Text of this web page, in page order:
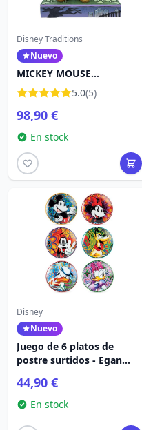
Disney Traditions
Nuevo
MICKEY MOUSE
FANTASMAS SOLITARIOS -
DISNEY TRADITIONS
5.0(5)
98,90 €
En stock
Disney
Nuevo
Juego de 6 platos de
postre surtidos - Egan
44,90 €
En stock